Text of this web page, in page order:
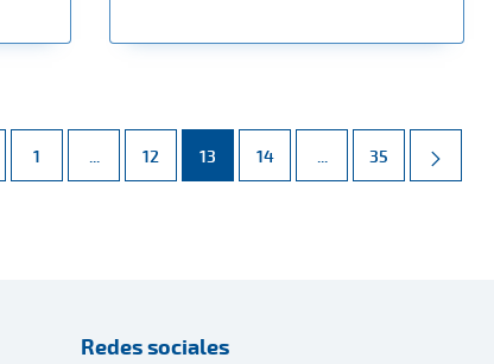
Página
1 ... Páginas intermedias Use TAB para desplazarse.
Página
12 Página
13 Página
14 ... Páginas intermedias
Página
35
Redes sociales